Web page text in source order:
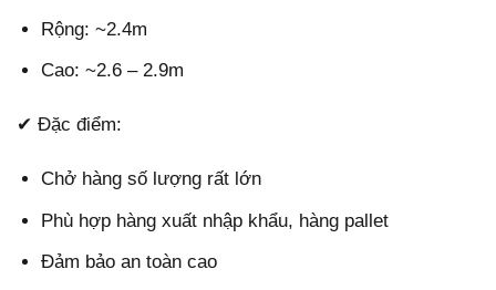
Rộng: ~2.4m
Cao: ~2.6 – 2.9m
✔ Đặc điểm:
Chở hàng số lượng rất lớn
Phù hợp hàng xuất nhập khẩu, hàng pallet
Đảm bảo an toàn cao